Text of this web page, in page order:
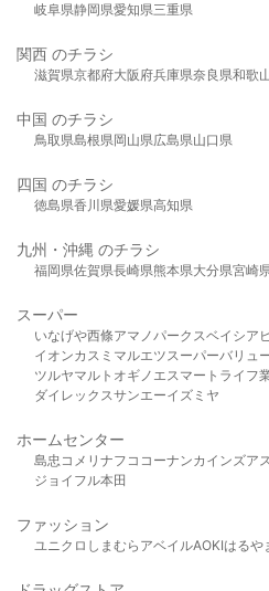
岐阜県静岡県愛知県三重県
関西 のチラシ
滋賀県京都府大阪府兵庫県奈良県和歌
中国 のチラシ
鳥取県島根県岡山県広島県山口県
四国 のチラシ
徳島県香川県愛媛県高知県
九州・沖縄 のチラシ
福岡県佐賀県長崎県熊本県大分県宮崎
スーパー
いなげや西條アマノパークスベイシア
イオンカスミ マルエツスーパーバリュ
ツルヤマルト オギノ エスマート ライフ
ダイレックスサンエーイズミヤ
ホームセンター
島忠 コメリ ナフコ コーナンカインズア
ジョイフル本田
ファッション
ユニクロ しまむら アベイルAOKIはるや